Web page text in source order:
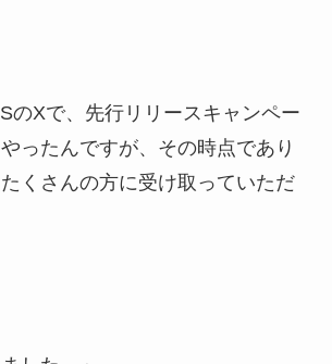
のXで、先行リリースキャンペー
ったんですが、その時点であり
くさんの方に受け取っていただ